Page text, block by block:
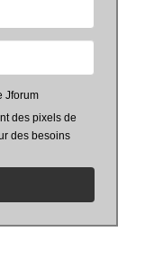
Jforum
des pixels de
des besoins